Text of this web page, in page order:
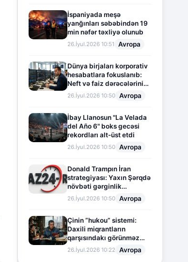
İspaniyada meşə
yanğınları səbəbindən 19
min nəfər təxliyə olunub
26.İyul.2026 10:51 Avropa
Dünya birjaları korporativ
hesabatlara fokuslanıb:
Neft və faiz dərəcələrinin
təsiri altında cari vəziyyət
26.İyul.2026 10:50 Avropa
İbay Llanosun "La Velada
del Año 6" boks gecəsi
rekordları alt-üst etdi
26.İyul.2026 10:50 Avropa
Donald Trampın İran
strategiyası: Yaxın Şərqdə
növbəti gərginlik
mərhələsi
26.İyul.2026 10:50 Avropa
Çinin “hukou” sistemi:
Daxili miqrantların
qarşısındakı görünməz
sədd
26.İyul.2026 10:22 Avropa